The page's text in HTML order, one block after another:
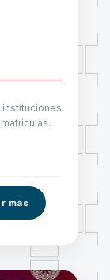
más